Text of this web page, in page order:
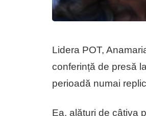
Lidera POT,
conferință de presă
perioadă numai
Ea, alături de câțiva